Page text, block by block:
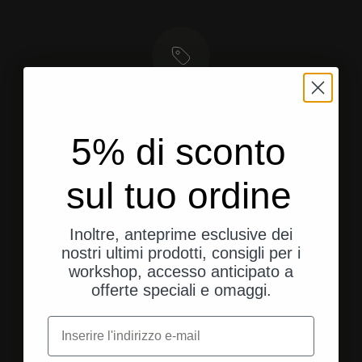
Valutazioni dei clienti
A
5% di sconto
sul tuo ordine
Inoltre, anteprime esclusive dei
nostri ultimi prodotti, consigli per i
workshop, accesso anticipato a
offerte speciali e omaggi.
e-mail